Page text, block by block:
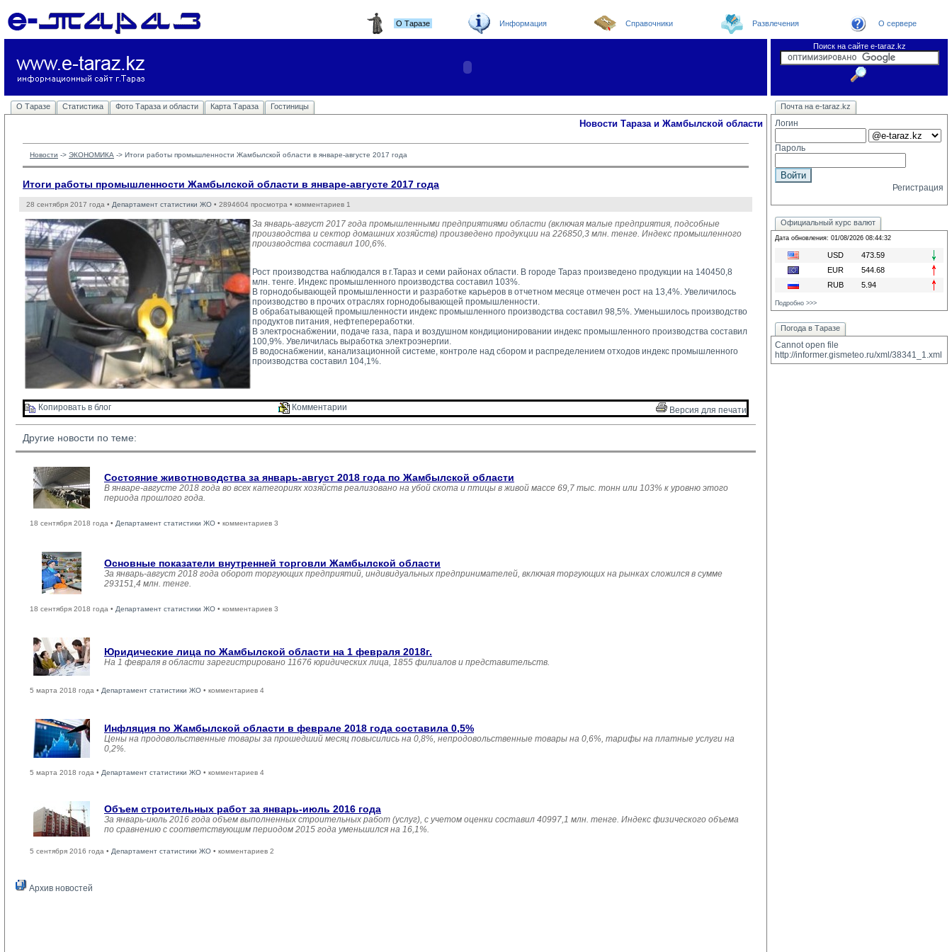
О Таразе Информация Справочники Развлечения О сервере
Поиск на сайте e-taraz.kz
О Таразе Статистика Фото Тараза и области Карта Тараза Гостиницы Новости Погода в Таразе
Телефоный справочник
Видеоконференция
Новости e-taraz
Новости Тараза и Жамбылской области
Новости -> ЭКОНОМИКА -> Итоги работы промышленности Жамбылской области в январе-августе 2017 года
Итоги работы промышленности Жамбылской области в январе-августе 2017 года
28 сентября 2017 года • Департамент статистики ЖО • 2894604 просмотра • комментариев 1
За январь-август 2017 года промышленными предприятиями области (включая малые предприятия, подсобные
производства и сектор домашних хозяйств) произведено продукции на 226850,3 млн. тенге. Индекс промышленного
производства составил 100,6%.
Рост производства наблюдался в г.Тараз и семи районах области. В городе Тараз произведено продукции на 140450,8
млн. тенге. Индекс промышленного производства составил 103%.
В горнодобывающей промышленности и разработке карьеров в отчетном месяце отмечен рост на 13,4%. Увеличилось
производство в прочих отраслях горнодобывающей промышленности.
В обрабатывающей промышленности индекс промышленного производства составил 98,5%. Уменьшилось производство
продуктов питания, нефтепереработки.
В электроснабжении, подаче газа, пара и воздушном кондиционировании индекс промышленного производства составил
100,9%. Увеличилась выработка электроэнергии.
В водоснабжении, канализационной системе, контроле над сбором и распределением отходов индекс промышленного
производства составил 104,1%.
Копировать в блог Комментарии Версия для печати
Другие новости по теме:
Состояние животноводства за январь-август 2018 года по Жамбылской области
В январе-августе 2018 года во всех категориях хозяйств реализовано на убой скота и птицы в живой массе 69,7 тыс. тонн или 103% к уровню этого
периода прошлого года.
18 сентября 2018 года • Департамент статистики ЖО • комментариев 3
Основные показатели внутренней торговли Жамбылской области
За январь-август 2018 года оборот торгующих предприятий, индивидуальных предпринимателей, включая торгующих на рынках сложился в сумме
293151,4 млн. тенге.
18 сентября 2018 года • Департамент статистики ЖО • комментариев 3
Юридические лица по Жамбылской области на 1 февраля 2018г.
На 1 февраля в области зарегистрировано 11676 юридических лица, 1855 филиалов и представительств.
5 марта 2018 года • Департамент статистики ЖО • комментариев 4
Инфляция по Жамбылской области в феврале 2018 года составила 0,5%
Цены на продовольственные товары за прошедший месяц повысились на 0,8%, непродовольственные товары на 0,6%, тарифы на платные услуги на
0,2%.
5 марта 2018 года • Департамент статистики ЖО • комментариев 4
Объем строительных работ за январь-июль 2016 года
За январь-июль 2016 года объем выполненных строительных работ (услуг), с учетом оценки составил 40997,1 млн. тенге. Индекс физического объема
по сравнению с соответствующим периодом 2015 года уменьшился на 16,1%.
5 сентября 2016 года • Департамент статистики ЖО • комментариев 2
Архив новостей
Почта на e-taraz.kz
Логин
Пароль
Регистрация
Официальный курс валют
Дата обновления: 01/08/2026 08:44:32
USD
473.59
EUR
544.68
RUB
5.94
Подробно >>>
Погода в Таразе
Cannot open file
http://informer.gismeteo.ru/xml/38341_1.xml